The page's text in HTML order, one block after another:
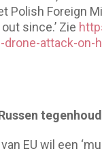
Polish Foreign
since.’ Zie
attack-
EU wil een